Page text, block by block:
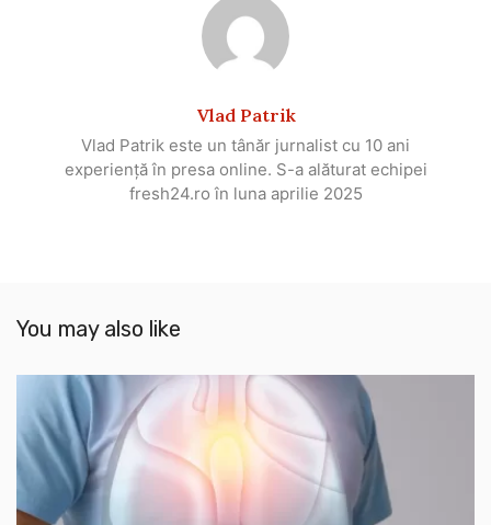
Vlad Patrik
Vlad Patrik este un tânăr jurnalist cu 10 ani
experiență în presa online. S-a alăturat echipei
fresh24.ro în luna aprilie 2025
You may also like